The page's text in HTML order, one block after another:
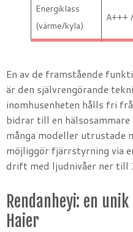
Energiklass
(värme/kyla)
A+++
En av de framstående
är den självrengörande
inomhusenheten hålls fri
bidrar till en
många modeller utrustade
möjliggör fjärrstyrning via
drift med ljudnivåer ner till
Rendanheyi: en
Haier